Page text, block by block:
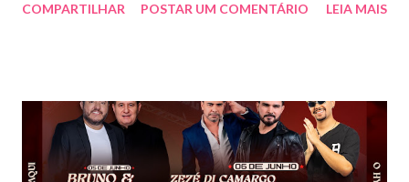
de hits, Bruninho & Davi incendiaram o palco e contaram com
única, com o público cantando junto do início ao fim. Criado em
2018, o projeto Violada BeD se tornou uma verdadeira marca
registrada da carreira da dupla, oferecendo ao público um show
COMPARTILHAR POSTAR UM COMENTÁRIO LEIA MAIS